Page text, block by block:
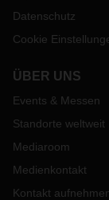
Datenschutz
Cookie
ÜBER UNS
Events & Messen
Standorte weltweit
Mediaroom
Medienkontakt
Kontakt